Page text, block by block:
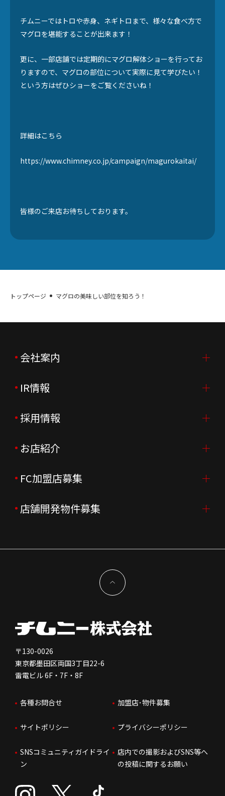
チムニーではトロや赤身、ネギトロまで、様々な食べ方で
マグロを堪能することが出来ます！
更に、一部店舗では定期的にマグロ解体ショーを行ってお
りますので、マグロの部位について実際に見て学びたい！
という方はぜひショーをご覧くださいね！
詳細はこちら
https://www.chimney.co.jp/campaign/magurokaitai/
皆様のご来店お待ちしております。
トップページ マグロの美味しい部位を知ろう！
会社案内
会社案内TOP
ご挨拶
会社概要
会社沿革
企業理念
新型コロナウイルス対応
IR情報
IR情報TOP
ニュースリリース
月次売上
決算資料
コーポレートガバナンス
免責事項
株価情報
IRお問合せ
採用情報
採用情報TOP
新卒採用
中途採用
会社を知る
人を知る
はたらく環境
人財育成
サステナビリティ
お店紹介
店舗を探す・予約する
よくあるご質問
FC加盟店募集
FC加盟店募集TOP
独立支援について
FC加盟店お問合せ
店舗開発物件募集
〒130-0026
東京都墨田区両国3丁目22-6
雷電ビル 6F・7F・8F
各種お問合せ 加盟店･物件募集
サイトポリシー プライバシーポリシー
SNSコミュニティガイドライ
ン
店内での撮影およびSNS等へ
の投稿に関するお願い